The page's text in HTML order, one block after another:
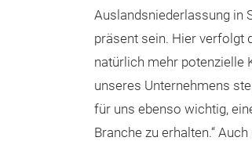
Auslandsniederlassung in
präsent sein. Hier verfolgt
natürlich mehr potenzielle
unseres Unternehmens
für uns ebenso wichtig,
Branche zu erhalten.“